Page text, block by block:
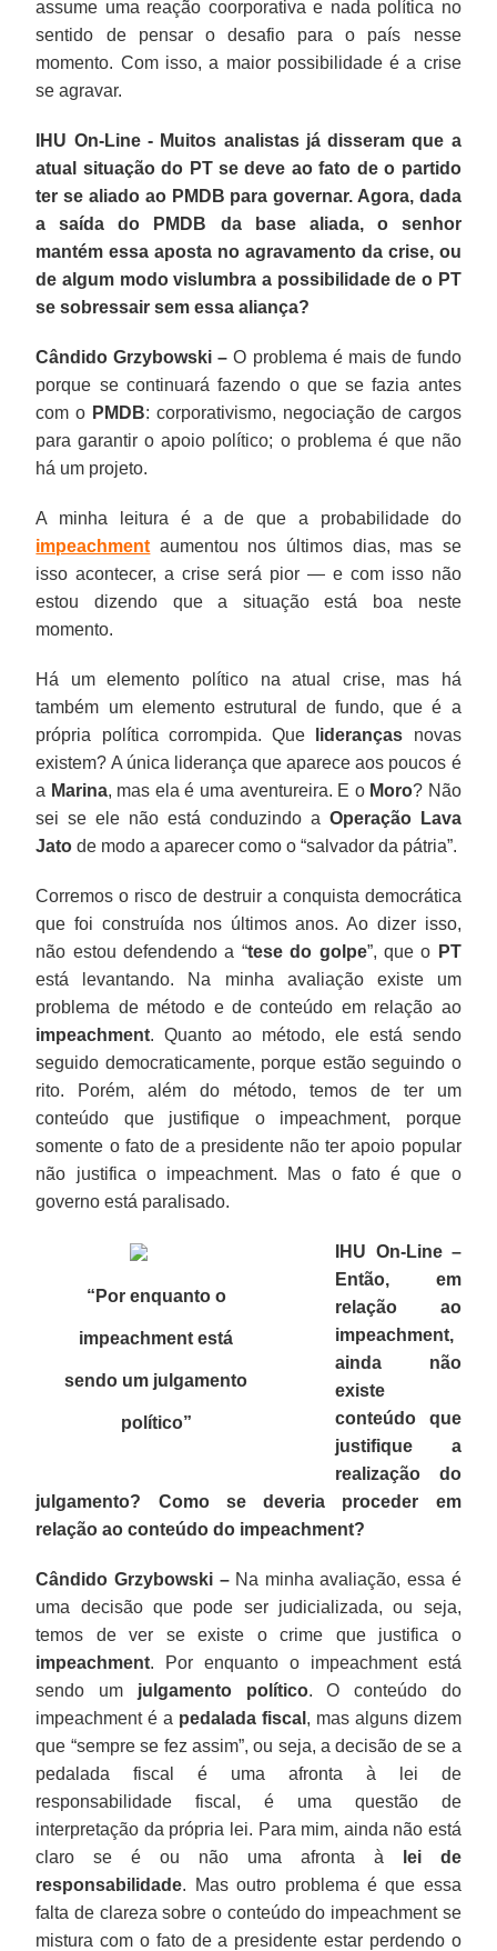
assume uma reação coorporativa e nada política no
sentido de pensar o desafio para o país nesse
momento. Com isso, a maior possibilidade é a crise
se agravar.
IHU On-Line - Muitos analistas já disseram que a
atual situação do PT se deve ao fato de o partido
ter se aliado ao PMDB para governar. Agora, dada
a saída do PMDB da base aliada, o senhor
mantém essa aposta no agravamento da crise, ou
de algum modo vislumbra a possibilidade de o PT
se sobressair sem essa aliança?
Cândido Grzybowski – O problema é mais de fundo
porque se continuará fazendo o que se fazia antes
com o PMDB: corporativismo, negociação de cargos
para garantir o apoio político; o problema é que não
há um projeto.
A minha leitura é a de que a probabilidade do
impeachment aumentou nos últimos dias, mas se
isso acontecer, a crise será pior — e com isso não
estou dizendo que a situação está boa neste
momento.
Há um elemento político na atual crise, mas há
também um elemento estrutural de fundo, que é a
própria política corrompida. Que
lideranças novas
existem? A única liderança que aparece aos poucos é
a Marina, mas ela é uma aventureira. E o Moro? Não
sei se ele não está conduzindo a Operação Lava
Jato de modo a aparecer como o “salvador da pátria”.
Corremos o risco de destruir a conquista democrática
que foi construída nos últimos anos. Ao dizer isso,
não estou defendendo a “tese do golpe”, que o PT
está levantando. Na minha avaliação existe um
problema de método e de conteúdo em relação ao
impeachment. Quanto ao método, ele está sendo
seguido democraticamente, porque estão seguindo o
rito. Porém, além do método, temos de ter um
conteúdo que justifique o impeachment, porque
somente o fato de a presidente não ter apoio popular
não justifica o impeachment. Mas o fato é que o
governo está paralisado.
“Por enquanto o
impeachment está
sendo um julgamento
político”
IHU On-Line –
Então, em
relação ao
impeachment,
ainda não
existe
conteúdo que
justifique a
realização do
julgamento? Como se deveria proceder em
relação ao conteúdo do impeachment?
Cândido Grzybowski –Na minha avaliação, essa é
uma decisão que pode ser judicializada, ou seja,
temos de ver se existe o crime que justifica o
impeachment. Por enquanto o impeachment está
sendo um julgamento político. O conteúdo do
impeachment é a pedalada fiscal , mas alguns dizem
que “sempre se fez assim”, ou seja, a decisão de se a
pedalada fiscal é uma afronta à lei de
responsabilidade fiscal, é uma questão de
interpretação da própria lei. Para mim, ainda não está
claro se é ou não uma afronta à
lei de
responsabilidade. Mas outro problema é que essa
falta de clareza sobre o conteúdo do impeachment se
mistura com o fato de a presidente estar perdendo o